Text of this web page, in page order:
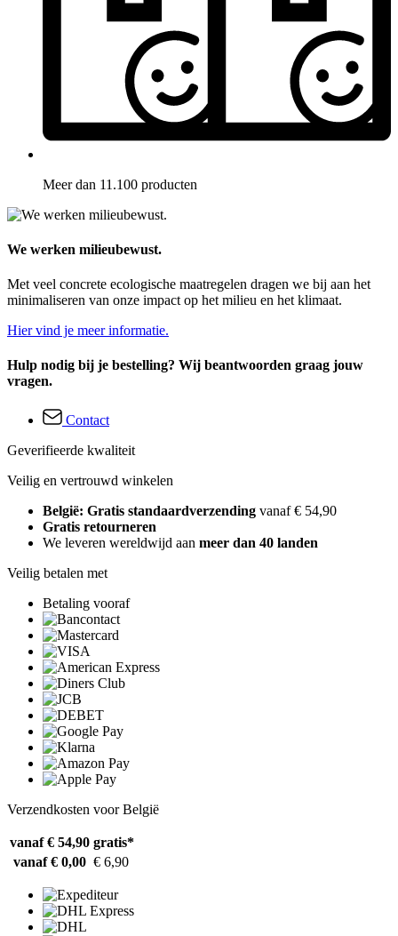
Meer dan 11.100 producten
We werken milieubewust.
Met veel concrete ecologische maatregelen dragen we bij aan het
minimaliseren van onze impact op het milieu en het klimaat.
Hier vind je meer informatie.
Hulp nodig bij je bestelling? Wij beantwoorden graag jouw
vragen.
Contact
Geverifieerde kwaliteit
Veilig en vertrouwd winkelen
België: Gratis standaardverzending vanaf € 54,90
Gratis retourneren
We leveren wereldwijd aan meer dan 40 landen
Veilig betalen met
Betaling vooraf
Verzendkosten voor België
vanaf € 54,90 gratis*
vanaf € 0,00 € 6,90